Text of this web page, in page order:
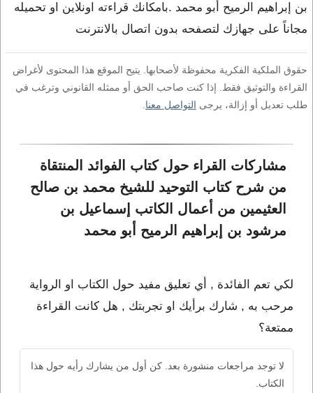
بن إبراهيم الرميح أبو محمد .بامكانك قراءته اونلاين او تحميله
مجاناً على جهازك لتصفحه بدون اتصال بالانترنت
حقوق الملكية الفكرية محفوظة لأصحابها. يتيح الموقع هذا المحتوى لأغراض
القراءة والتوثيق فقط. إذا كنت صاحب الحق أو ممثله القانوني وترغب في
طلب تعديل أو إزالة، يرجى التواصل معنا
مشاركات القراء حول كتاب الفوائد المنتقاة
من شرح كتاب التوحيد للشيخ محمد بن صالح
العثيمين من أعمال الكاتب إسماعيل بن
مرشود بن إبراهيم الرميح أبو محمد
لكي تعم الفائدة , أي تعليق مفيد حول الكتاب او الرواية
مرحب به , شارك برأيك او تجربتك , هل كانت القراءة
ممتعة؟
لا توجد مراجعات منشورة بعد. كن أول من يشارك رأيه حول هذا
الكتاب.